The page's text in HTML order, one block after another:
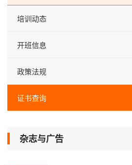
培训动态
开班信息
政策法规
证书查询
杂志与广告